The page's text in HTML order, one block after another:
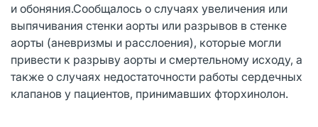
и обоняния.Сообщалось о случаях увеличения или
выпячивания стенки аорты или разрывов в стенке
аорты (аневризмы и расслоения), которые могли
привести к разрыву аорты и смертельному исходу, а
также о случаях недостаточности работы сердечных
клапанов у пациентов, принимавших фторхинолон.